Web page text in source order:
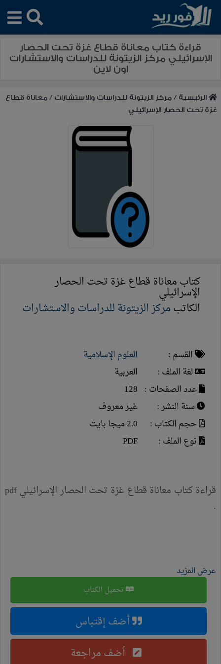
قراءة كتاب معاناة قطاع غزة تحت الحصار
الإسرائيلي مركز الزيتونة للدراسات والاستشارات
اون لاين
الرئيسية /مركز الزيتونة للدراسات والاستشارات /معاناة قطاع
غزة تحت الحصار الإسرائيلي
كتاب معاناة قطاع غزة تحت الحصار
الإسرائيلي
الكاتبمركز الزيتونة للدراسات والاستشارات
القسم :
العلوم الإسلامية
لغة الملف :
العربية
عدد الصفحات : 128
سنة النشر :
غير معروف
حجم الكتاب :
2.0 ميجا بايت
نوع الملف :
PDF
قراءة كتاب معاناة قطاع غزة تحت الحصار الإسرائيلي pdf
.
عرض المزيد
تحميل الكتاب
أضف إقتباس
أضف مراجعة